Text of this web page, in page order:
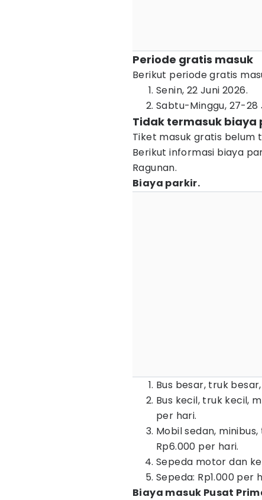
Periode gratis masuk
Berikut periode gratis
Senin, 22 Juni 2026.
Sabtu-Minggu, 27-28
Tidak termasuk biaya
Tiket masuk gratis belum
Berikut informasi biaya
Ragunan.
Biaya parkir.
Bus besar, truk
Bus kecil, truk kecil,
per hari.
Mobil sedan,
Rp6.000 per hari.
Sepeda motor dan
Sepeda: Rp1.000 per
Biaya masuk Pusat